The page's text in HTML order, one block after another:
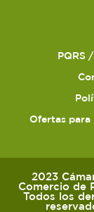
PQRS
Ofertas para
2023
Comercio de
Todos los